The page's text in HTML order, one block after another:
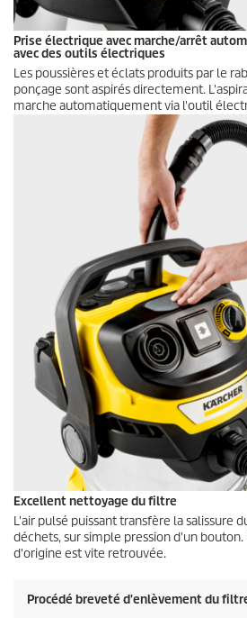
Prise électrique avec marche/arrêt
avec des outils électriques
Les poussières et éclats produits par le
ponçage sont aspirés directement.
marche automatiquement via l'outil
Excellent nettoyage du filtre
L'air pulsé puissant transfère la salissure
déchets, sur simple pression d'un bouton.
d'origine est vite retrouvée.
Procédé breveté d'enlèvement du